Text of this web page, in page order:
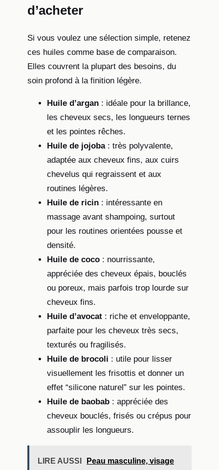
d’acheter
Si vous voulez une sélection simple, retenez
ces huiles comme base de comparaison.
Elles couvrent la plupart des besoins, du
soin profond à la finition légère.
Huile d’argan : idéale pour la brillance,
les cheveux secs, les longueurs ternes
et les pointes rêches.
Huile de jojoba: très polyvalente,
adaptée aux cheveux fins, aux cuirs
chevelus qui regraissent et aux
routines légères.
Huile de ricin : intéressante en
massage avant shampoing, surtout
pour les routines orientées pousse et
densité.
Huile de coco : nourrissante,
appréciée des cheveux épais, bouclés
ou poreux, mais parfois trop lourde sur
cheveux fins.
Huile d’avocat : riche et enveloppante,
parfaite pour les cheveux très secs,
texturés ou fragilisés.
Huile de brocoli : utile pour lisser
visuellement les frisottis et donner un
effet “silicone naturel” sur les pointes.
Huile de baobab : appréciée des
cheveux bouclés, frisés ou crépus pour
assouplir les longueurs.
LIRE AUSSI
Peau masculine, visage